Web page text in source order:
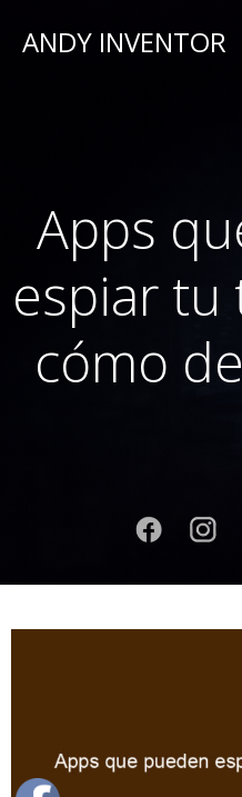
ANDY INVENTOR
Apps
espiar tu
cómo